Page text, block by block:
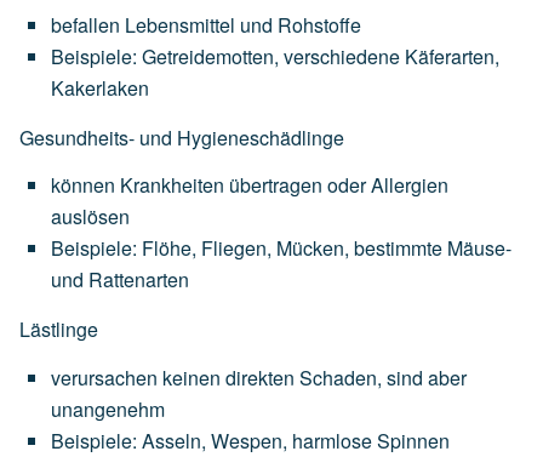
befallen Lebensmittel und Rohstoffe
Beispiele: Getreidemotten, verschiedene Käferarten,
Kakerlaken
Gesundheits- und Hygieneschädlinge
können Krankheiten übertragen oderAllergien
auslösen
Beispiele: Flöhe, Fliegen, Mücken, bestimmte Mäuse-
und Rattenarten
Lästlinge
verursachen keinen direkten Schaden, sind aber
unangenehm
Beispiele: Asseln, Wespen, harmloseSpinnen